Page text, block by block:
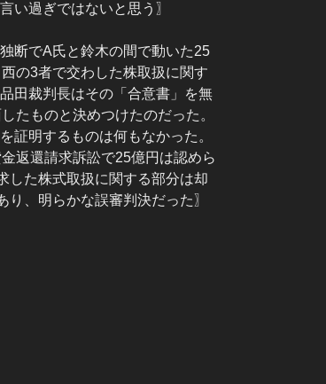
い過ぎではないと思う〗
断でA氏と鈴木の間で動いた25
の3者で交わした株取扱に関す
田裁判長はその「合意書」を無
たものと決めつけたのだった。
証明するものは何もなかった。
返還請求訴訟で25億円は認めら
した株式取扱に関する部分は却
、明らかな誤審判決だった〗